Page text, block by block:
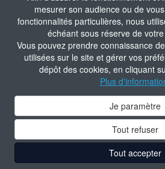
mesurer son audience ou de
fonctionnalités particulières, nous
échéant sous réserve de
Vous pouvez prendre connaissance
utilisées sur le site et gérer vos
dépôt des cookies, en cliquant
Plus
Je paramètre
Tout refuser
Tout accepter